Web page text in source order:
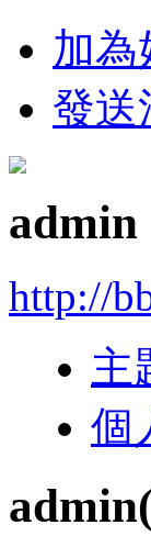
加為
發送
admin
http://
主
個
admin